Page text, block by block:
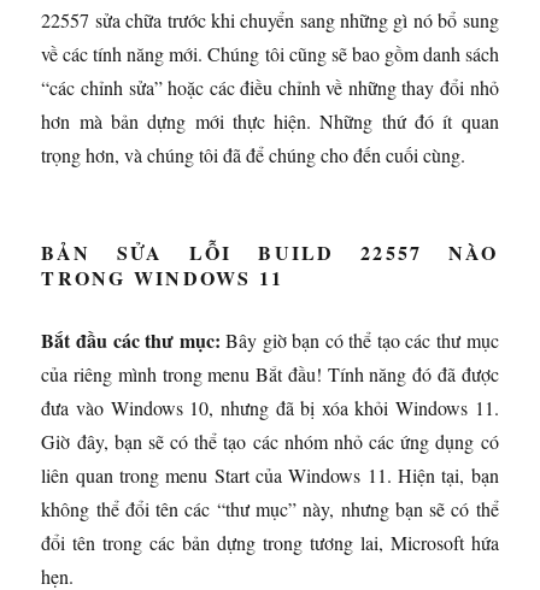
22557 sửa chữa trước khi chuyển sang những gì nó bổ sung
về các tính năng mới. Chúng tôi cũng sẽ bao gồm danh sách
“các chỉnh sửa” hoặc các điều chỉnh về những thay đổi nhỏ
hơn mà bản dựng mới thực hiện. Những thứ đó ít quan
trọng hơn, và chúng tôi đã để chúng cho đến cuối cùng.
BẢN SỬA LỖI BUILD 22557 NÀO
TRONG WINDOWS 11
Bắt đầu các thư mục: Bây giờ bạn có thể tạo các thư mục
của riêng mình trong menu Bắt đầu! Tính năng đó đã được
đưa vào Windows 10, nhưng đã bị xóa khỏi Windows 11.
Giờ đây, bạn sẽ có thể tạo các nhóm nhỏ các ứng dụng có
liên quan trong menu Start của Windows 11. Hiện tại, bạn
không thể đổi tên các “thư mục” này, nhưng bạn sẽ có thể
đổi tên trong các bản dựng trong tương lai, Microsoft hứa
hẹn.